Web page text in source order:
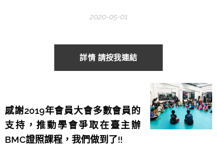
2020-05-01
詳情 請按我連結
感謝2019年會員大會多數會員的
支持，推動學會爭取在臺主辦
BMC證照課程，我們做到了!!